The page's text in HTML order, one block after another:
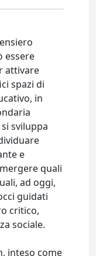
essere
attivare
spazi di
in
sviluppa
e
quali
ad oggi,
guidati
critico,
sociale.
inteso come